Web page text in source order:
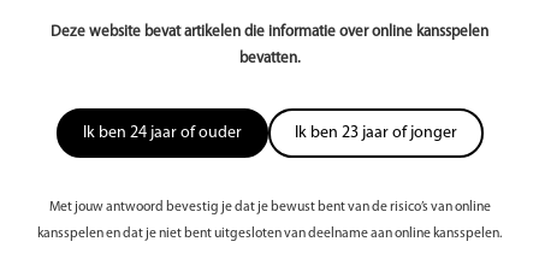
Deze website bevat artikelen die informatie over online kansspelen
bevatten.
Ik ben 24 jaar of ouder Ik ben 23 jaar of jonger
Met jouw antwoord bevestig je dat je bewust bent van de risico’s van online
kansspelen en dat je niet bent uitgesloten van deelname aan online kansspelen.